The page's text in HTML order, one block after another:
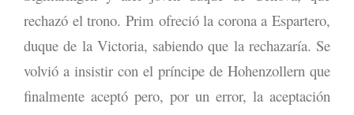
rechazó el trono. Prim ofreció la corona a Espartero,
duque de la Victoria, sabiendo que la rechazaría. Se
volvió a insistir con el príncipe de Hohenzollern que
finalmente aceptó pero, por un error, la aceptación